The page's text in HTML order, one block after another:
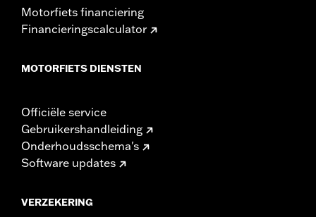
Motorfiets financiering
Financieringscalculator
MOTORFIETS DIENSTEN
Officiële service
Gebruikershandleiding
Onderhoudsschema's
Software updates
VERZEKERING